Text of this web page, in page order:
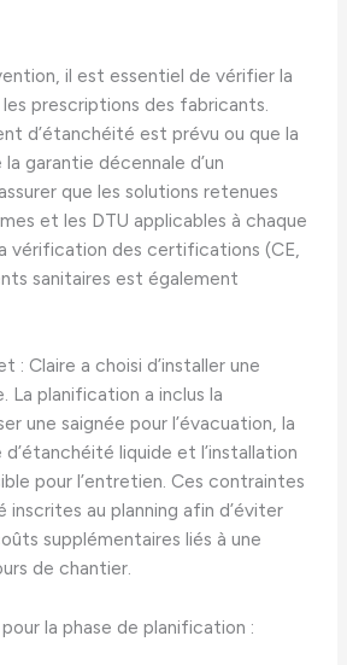
il est essentiel de vérifier la
prescriptions des fabricants.
d’étanchéité est prévu ou que la
garantie décennale d’un
que les solutions retenues
et les DTU applicables à chaque
vérification des certifications (CE,
sanitaires est également
: Claire a choisi d’installer une
La planification a inclus la
une saignée pour l’évacuation, la
d’étanchéité liquide et l’installation
pour l’entretien. Ces contraintes
au planning afin d’éviter
supplémentaires liés à une
de chantier.
la phase de planification :